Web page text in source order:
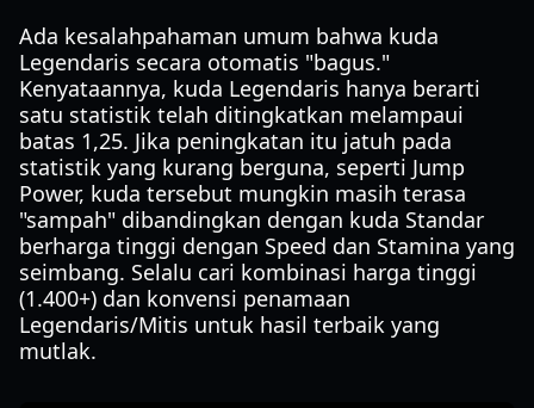
Ada kesalahpahaman umum bahwa kuda
Legendaris secara otomatis "bagus."
Kenyataannya, kuda Legendaris hanya berarti
satu statistik telah ditingkatkan melampaui
batas 1,25. Jika peningkatan itu jatuh pada
statistik yang kurang berguna, seperti Jump
Power, kuda tersebut mungkin masih terasa
"sampah" dibandingkan dengan kuda Standar
berharga tinggi dengan Speed dan Stamina yang
seimbang. Selalu cari kombinasi harga tinggi
(1.400+) dan konvensi penamaan
Legendaris/Mitis untuk hasil terbaik yang
mutlak.